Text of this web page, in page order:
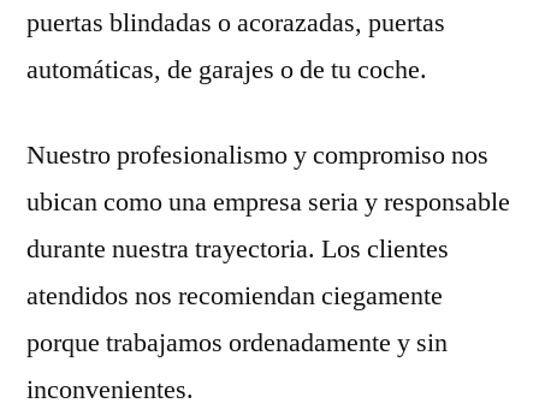
puertas blindadas o acorazadas, puertas
automáticas, de garajes o de tu coche.
Nuestro profesionalismo y compromiso nos
ubican como una empresa seria y responsable
durante nuestra trayectoria. Los clientes
atendidos nos recomiendan ciegamente
porque trabajamos ordenadamente y sin
inconvenientes.